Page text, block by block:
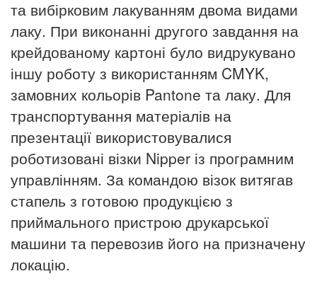
та вибірковим лакуванням двома видами
лаку. При виконанні другого завдання на
крейдованому картоні було видрукувано
іншу роботу з використанням CMYK,
замовних кольорів Pantone та лаку. Для
транспортування матеріалів на
презентації використовувалися
роботизовані візки Nipper із програмним
управлінням. За командою візок витягав
стапель з готовою продукцією з
приймального пристрою друкарської
машини та перевозив його на призначену
локацію.